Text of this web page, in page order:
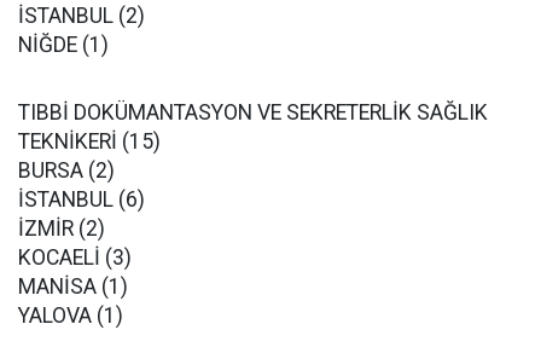
İSTANBUL (2)
NİĞDE (1)
TIBBİ DOKÜMANTASYON VE SEKRETERLİK SAĞLIK
TEKNİKERİ (15)
BURSA (2)
İSTANBUL (6)
İZMİR (2)
KOCAELİ (3)
MANİSA (1)
YALOVA (1)